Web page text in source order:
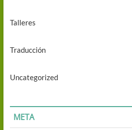
Talleres
Traducción
Uncategorized
META